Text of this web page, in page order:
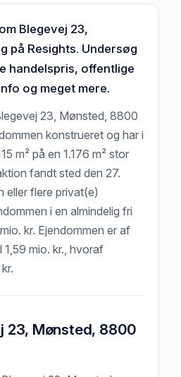
Blegevej 23,
på Resights. Undersøg
handelspris, offentlige
og meget mere.
23, Mønsted, 8800
konstrueret og har i
m² på en 1.176 m² stor
fandt sted den 27.
eller flere privat(e)
i en almindelig fri
kr. Ejendommen er af
mio. kr., hvoraf
23, Mønsted, 8800